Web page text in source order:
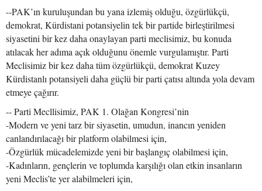
--PAK’ın kuruluşundan bu yana izlemiş olduğu, özgürlükçü,
demokrat, Kürdistani potansiyelin tek bir partide birleştirilmesi
siyasetini bir kez daha onaylayan parti meclisimiz, bu konuda
atılacak her adıma açık olduğunu önemle vurgulamıştır. Parti
Meclisimiz bir kez daha tüm özgürlükçü, demokrat Kuzey
Kürdistanlı potansiyeli daha güçlü bir parti çatısı altında yola devam
etmeye çağırır.
-- Parti Mecllisimiz, PAK 1. Olağan Kongresi’nin
-Modern ve yeni tarz bir siyasetin, umudun, inancın yeniden
canlandırılacağı bir platform olabilmesi için,
-Özgürlük mücadelemizde yeni bir başlangıç olabilmesi için,
-Kadınların, gençlerin ve toplumda karşılığı olan etkin insanların
yeni Meclis’te yer alabilmeleri için,